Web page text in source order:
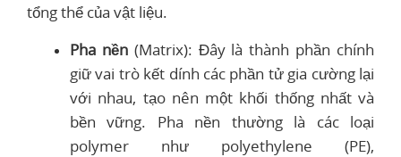
tổng thể của vật liệu.
Pha nền(Matrix): Đây là thành phần chính
giữ vai trò kết dính các phần tử gia cường lại
với nhau, tạo nên một khối thống nhất và
bền vững. Pha nền thường là các loại
polymer như polyethylene (PE),